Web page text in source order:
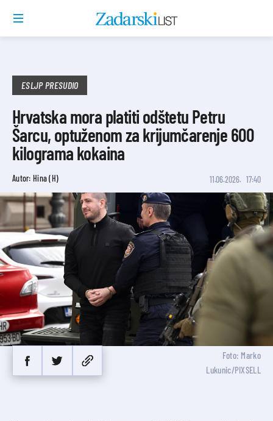
ESLJP PRESUDIO
Hrvatska mora platiti odštetu Petru
Šarcu, optuženom za krijumčarenje 600
kilograma kokaina
Autor: Hina (H) 11.06.2026. 17:40
Foto: Marko
Lukunic/PIXSELL